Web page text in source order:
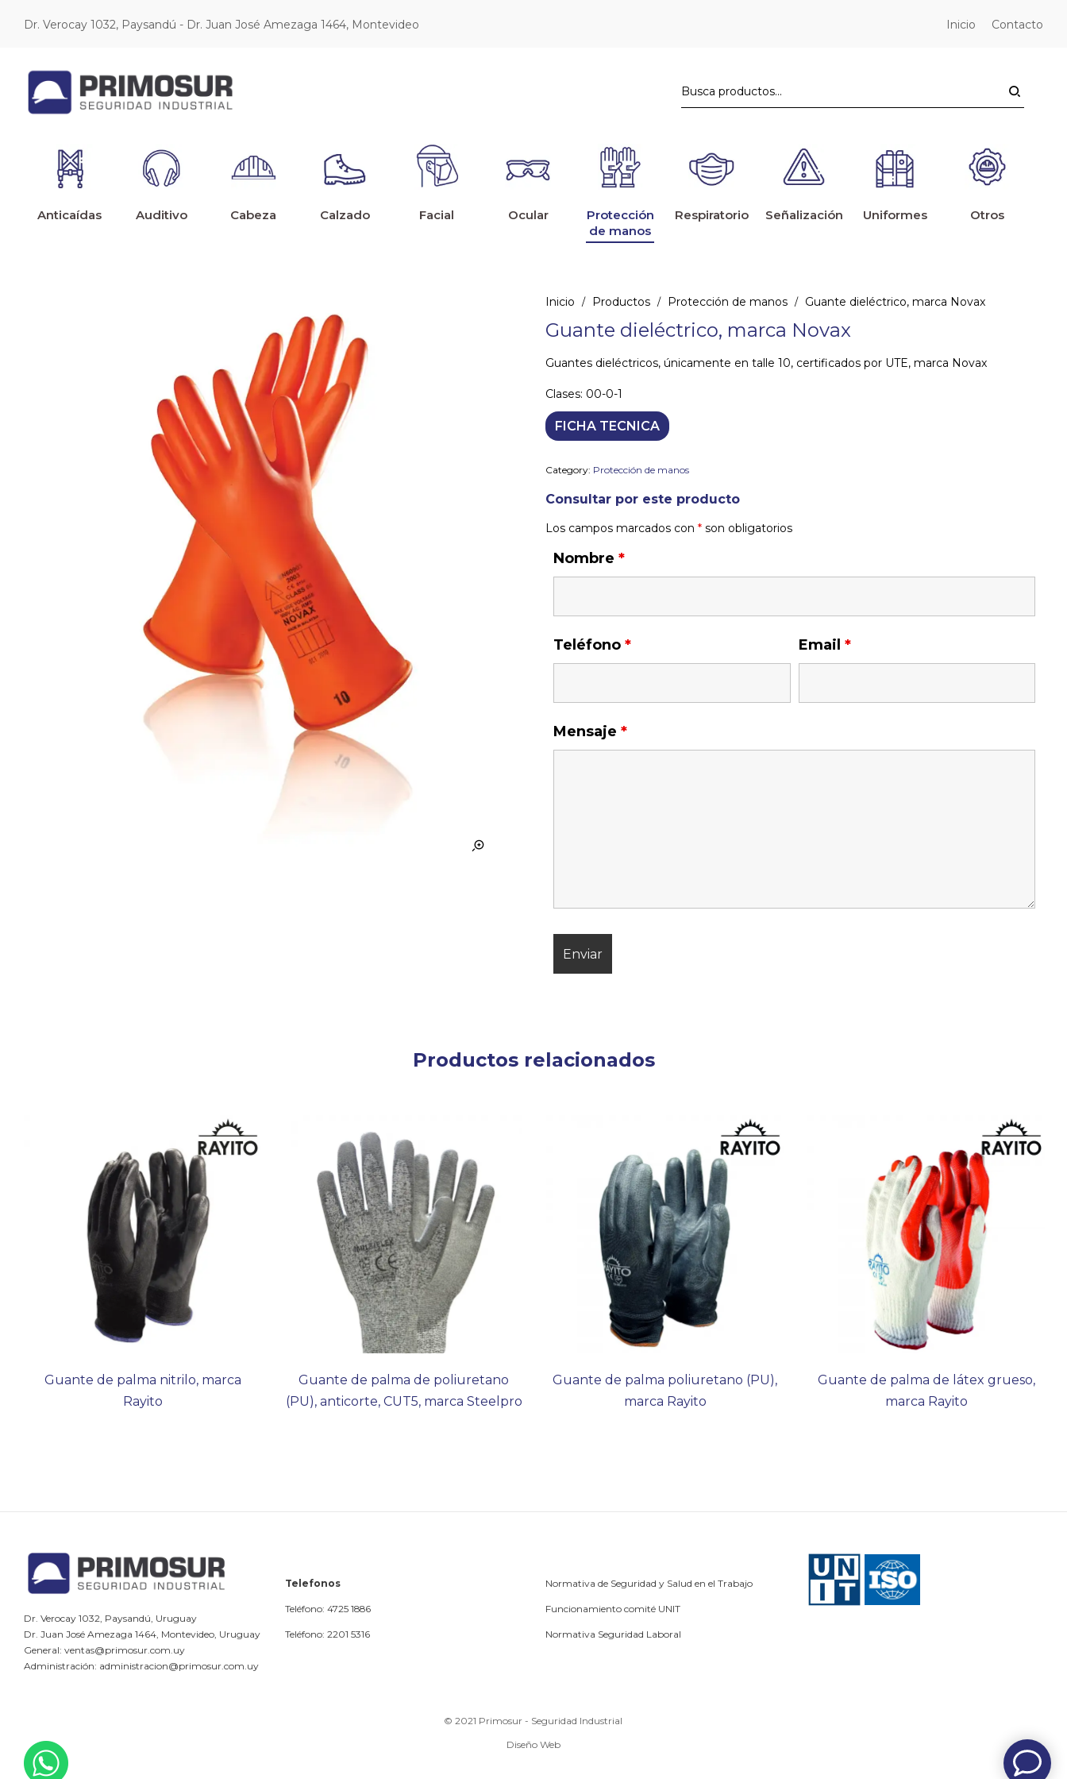
Dr. Verocay 1032, Paysandú - Dr. Juan José Amezaga 1464, Montevideo Contacto
Inicio
Anticaídas Auditivo Cabeza Calzado Facial Ocular
Protección
de manos
Respiratorio Señalización Uniformes Otros
Inicio / Productos / Protección de manos / Guante dieléctrico, marca Novax
Guante dieléctrico, marca Novax
Guantes dieléctricos, únicamente en talle 10, certificados por UTE, marca Novax
Clases: 00-0-1
FICHA TECNICA
Category: Protección de manos
Consultar por este producto
Los campos marcados con * son obligatorios
Nombre *
Teléfono * Email *
Mensaje *
Productos relacionados
Guante de palma nitrilo, marca
Rayito
Guante de palma de poliuretano
(PU), anticorte, CUT5, marca Steelpro
Guante de palma poliuretano (PU),
marca Rayito
Guante de palma de látex grueso,
marca Rayito
Dr. Verocay 1032, Paysandú, Uruguay
Dr. Juan José Amezaga 1464, Montevideo, Uruguay
General: ventas@primosur.com.uy
Administración: administracion@primosur.com.uy
Telefonos
Teléfono: 4725 1886
Teléfono: 2201 5316
Normativa de Seguridad y Salud en el Trabajo
Funcionamiento comité UNIT
Normativa Seguridad Laboral
© 2021 Primosur - Seguridad Industrial
Diseño Web